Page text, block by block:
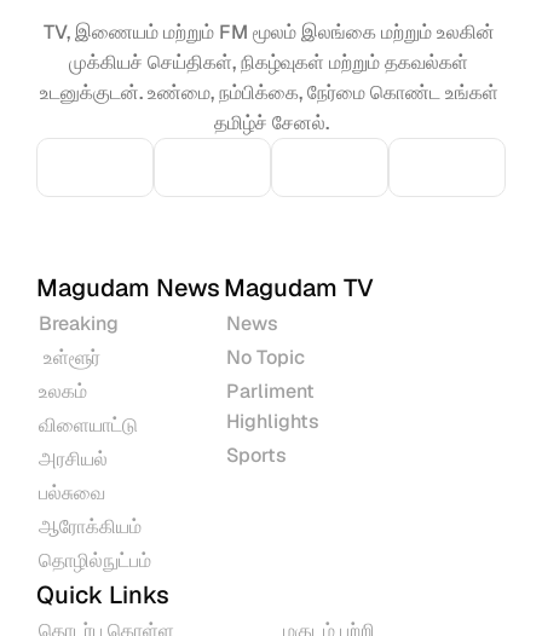
TV, இணையம் மற்றும் FM மூலம் இலங்கை மற்றும் உலகின்
முக்கியச் செய்திகள், நிகழ்வுகள் மற்றும் தகவல்கள்
உடனுக்குடன். உண்மை, நம்பிக்கை, நேர்மை கொண்ட உங்கள்
தமிழ்ச் சேனல்.
Magudam News
Breaking
உள்ளூர்
உலகம்
விளையாட்டு
அரசியல்
பல்சுவை
ஆரோக்கியம்
தொழில்நுட்பம்
Magudam TV
News
No Topic
Parliment
Highlights
Sports
Quick Links
தொடர்பு கொள்ள மகுடம் பற்றி